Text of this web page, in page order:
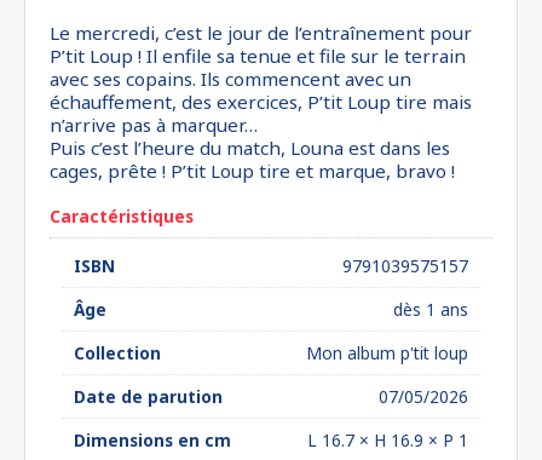
Le mercredi, c’est le jour de l’entraînement pour
P’tit Loup ! Il enfile sa tenue et file sur le terrain
avec ses copains. Ils commencent avec un
échauffement, des exercices, P’tit Loup tire mais
n’arrive pas à marquer…
Puis c’est l’heure du match, Louna est dans les
cages, prête ! P’tit Loup tire et marque, bravo !
Caractéristiques
ISBN
9791039575157
Âge
dès 1 ans
Collection
Mon album p'tit loup
Date de parution
07/05/2026
Dimensions en cm
L 16.7 × H 16.9 × P 1